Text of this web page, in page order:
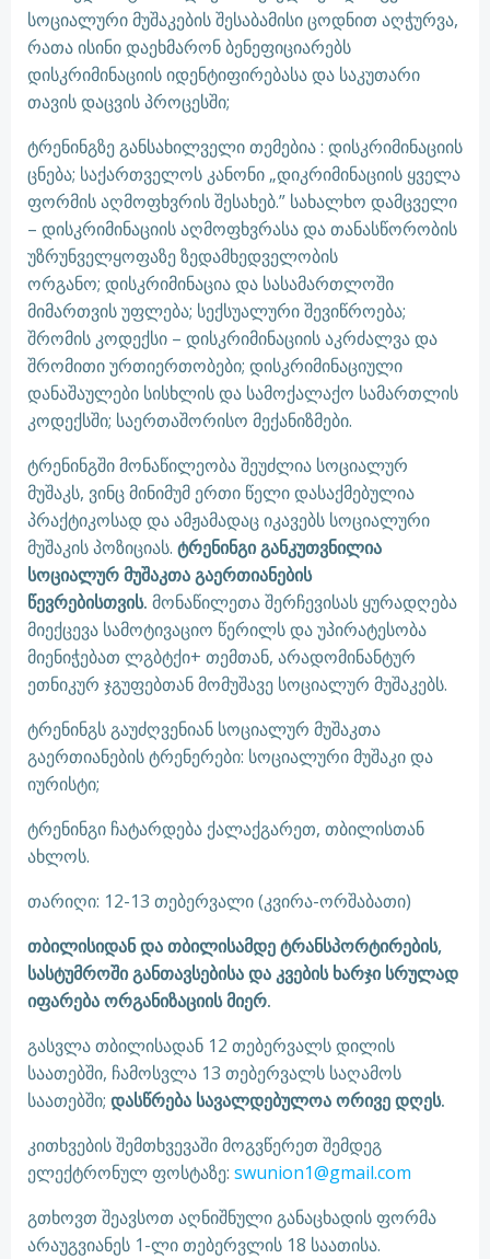
სოციალური მუშაკების შესაბამისი ცოდნით აღჭურვა,
რათა ისინი დაეხმარონ ბენეფიციარებს
დისკრიმინაციის იდენტიფირებასა და საკუთარი
თავის დაცვის პროცესში;
ტრენინგზე განსახილველი თემებია : დისკრიმინაციის
ცნება; საქართველოს კანონი „დიკრიმინაციის ყველა
ფორმის აღმოფხვრის შესახებ.” სახალხო დამცველი
– დისკრიმინაციის აღმოფხვრასა და თანასწორობის
უზრუნველყოფაზე ზედამხედველობის
ორგანო; დისკრიმინაცია და სასამართლოში
მიმართვის უფლება; სექსუალური შევიწროება;
შრომის კოდექსი – დისკრიმინაციის აკრძალვა და
შრომითი ურთიერთობები; დისკრიმინაციული
დანაშაულები სისხლის და სამოქალაქო სამართლის
კოდექსში; საერთაშორისო მექანიზმები.
ტრენინგში მონაწილეობა შეუძლია სოციალურ
მუშაკს, ვინც მინიმუმ ერთი წელი დასაქმებულია
პრაქტიკოსად და ამჟამადაც იკავებს სოციალური
მუშაკის პოზიციას. ტრენინგი განკუთვნილია
სოციალურ მუშაკთა გაერთიანების
წევრებისთვის. მონაწილეთა შერჩევისას ყურადღება
მიექცევა სამოტივაციო წერილს და უპირატესობა
მიენიჭებათ ლგბტქი+ თემთან, არადომინანტურ
ეთნიკურ ჯგუფებთან მომუშავე სოციალურ მუშაკებს.
ტრენინგს გაუძღვენიან სოციალურ მუშაკთა
გაერთიანების ტრენერები: სოციალური მუშაკი და
იურისტი;
ტრენინგი ჩატარდება ქალაქგარეთ, თბილისთან
ახლოს.
თარიღი: 12-13 თებერვალი (კვირა-ორშაბათი)
თბილისიდან და თბილისამდე ტრანსპორტირების,
სასტუმროში განთავსებისა და კვების ხარჯი სრულად
იფარება ორგანიზაციის მიერ.
გასვლა თბილისადან 12 თებერვალს დილის
საათებში, ჩამოსვლა 13 თებერვალს საღამოს
საათებში; დასწრება სავალდებულოა ორივე დღეს.
კითხვების შემთხვევაში მოგვწერეთ შემდეგ
ელექტრონულ ფოსტაზე: swunion1@gmail.com
გთხოვთ შეავსოთ აღნიშნული განაცხადის ფორმა
არაუგვიანეს 1-ლი თებერვლის 18 საათისა.